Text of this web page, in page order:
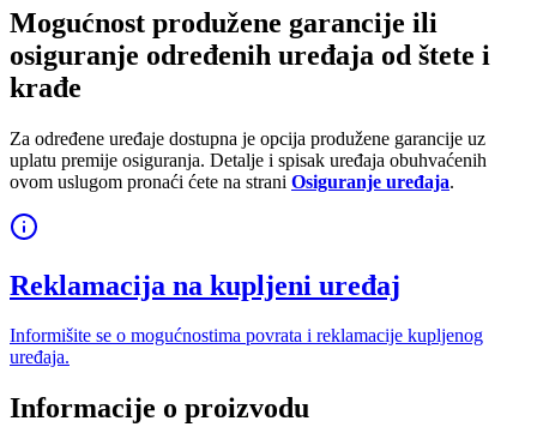
Mogućnost produžene garancije ili
osiguranje određenih uređaja od štete i
krađe
Za određene uređaje dostupna je opcija produžene garancije uz
uplatu premije osiguranja. Detalje i spisak uređaja obuhvaćenih
ovom uslugom pronaći ćete na strani Osiguranje uređaja.
Reklamacija na kupljeni uređaj
Informišite se o mogućnostima povrata i reklamacije kupljenog
uređaja.
Informacije o proizvodu